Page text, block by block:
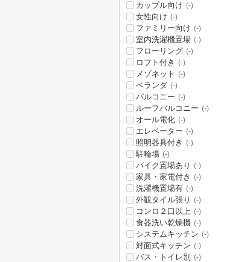
カップル向け (-)
女性向け (-)
ファミリー向け (-)
室内洗濯機置場 (-)
フローリング (-)
ロフト付き (-)
メゾネット (-)
ベランダ (-)
バルコニー (-)
ルーフバルコニー (-)
オール電化 (-)
エレベーター (-)
照明器具付き (-)
駐輪場 (-)
バイク置場あり (-)
家具・家電付き (-)
洗濯機置場有 (-)
外観タイル張り (-)
コンロ２口以上 (-)
食器洗い乾燥機 (-)
システムキッチン (-)
対面式キッチン (-)
バス・トイレ別 (-)